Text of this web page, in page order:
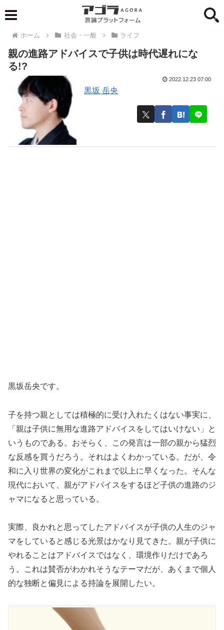
ホーム 社会・一般 ライフ
親の進路アドバイスで子供は時代遅れにな
る!?
黒坂 岳央
2022.12.23 07:00
黒坂岳央です。
子を持つ親としては積極的に受け入れたくはない事実に、
「親は子供に無用な進路アドバイスをしてはいけない」と
いうものである。おそらく、この発言は一部の親から猛烈
な反感を買うだろう。それはよくわかっている。だが、令
和に入り世界の変化がこれまで以上に早くなった。そんな
現代において、親がアドバイスをするほど子供の進路のジ
ャマになると思っている。
実際、良かれと思ってしたアドバイスが子供の人生のジャ
マをしていると感じる光景はかなり見てきた。親が子供に
やれることはアドバイスではなく、環境作りだけであろ
う。これは賛否がわかれそうなテーマだが、あくまで個人
的な独断と偏見による持論を展開したい。